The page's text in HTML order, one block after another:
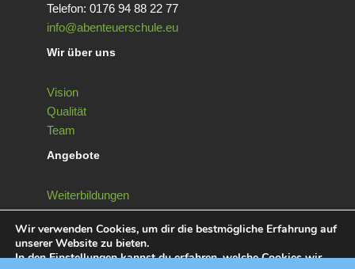
Telefon: 0176 94 88 22 77
info@abenteuerschule.eu
Wir über uns
Vision
Qualität
Team
Angebote
Weiterbildungen
Ferienfreizeiten
Klassenfahrten
Wir verwenden Cookies, um dir die bestmögliche Erfahrung auf
unserer Website zu bieten.
In denEinstellungenkannst du erfahren, welche Cookies wir